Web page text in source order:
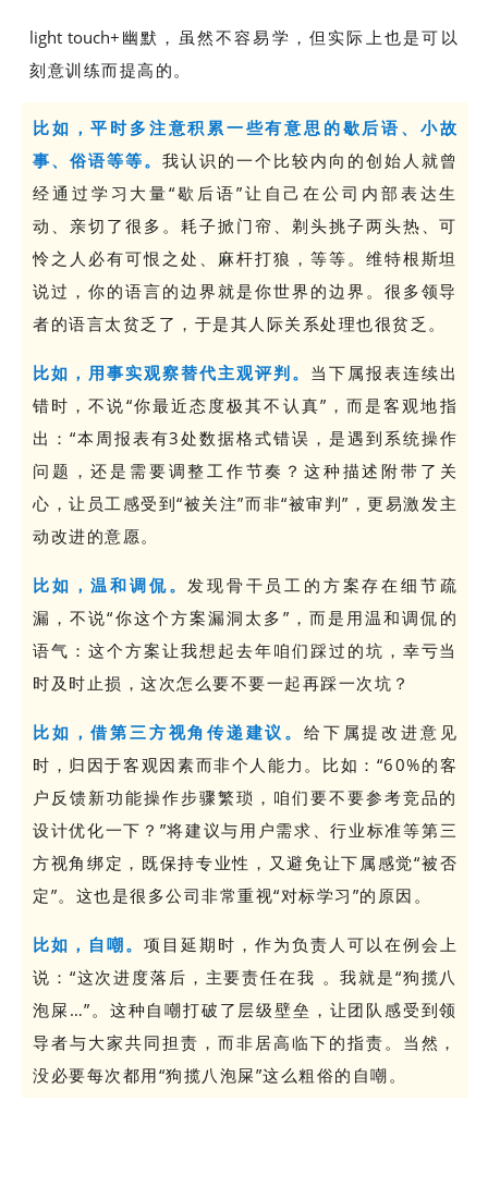
light touch+幽默，虽然不容易学，但实际上也是可以
刻意训练而提高的。
比如，平时多注意积累一些有意思的歇后语、小故
事、俗语等等。 我认识的一个比较内向的创始人就曾
经通过学习大量“歇后语”让自己在公司内部表达生
动、亲切了很多。耗子掀门帘、剃头挑子两头热、可
怜之人必有可恨之处、麻杆打狼，等等。维特根斯坦
说过，你的语言的边界就是你世界的边界。很多领导
者的语言太贫乏了，于是其人际关系处理也很贫乏。
比如，用事实观察替代主观评判。 当下属报表连续出
错时，不说“你最近态度极其不认真”，而是客观地指
出：“本周报表有3处数据格式错误，是遇到系统操作
问题，还是需要调整工作节奏？这种描述附带了关
心，让员工感受到“被关注”而非“被审判”，更易激发主
动改进的意愿。
比如，温和调侃。 发现骨干员工的方案存在细节疏
漏，不说“你这个方案漏洞太多”，而是用温和调侃的
语气：这个方案让我想起去年咱们踩过的坑，幸亏当
时及时止损，这次怎么要不要一起再踩一次坑？
比如，借第三方视角传递建议。 给下属提改进意见
时，归因于客观因素而非个人能力。比如：“60%的客
户反馈新功能操作步骤繁琐，咱们要不要参考竞品的
设计优化一下？”将建议与用户需求、行业标准等第三
方视角绑定，既保持专业性，又避免让下属感觉“被否
定”。这也是很多公司非常重视“对标学习”的原因。
比如，自嘲。 项目延期时，作为负责人可以在例会上
说：“这次进度落后，主要责任在我 。我就是“狗揽八
泡屎…”。这种自嘲打破了层级壁垒，让团队感受到领
导者与大家共同担责，而非居高临下的指责。当然，
没必要每次都用“狗揽八泡屎”这么粗俗的自嘲。